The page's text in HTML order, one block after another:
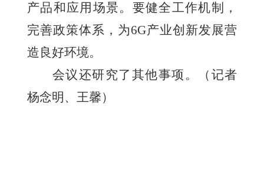
产品和应用场景。要健全工作机制，
完善政策体系，为6G产业创新发展营
造良好环境。
会议还研究了其他事项。
（记者
杨念明、王馨）